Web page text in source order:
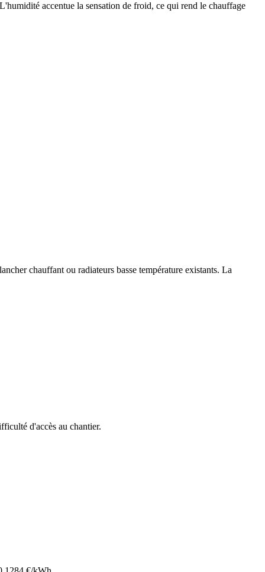
accentue la sensation de froid, ce qui rend le chauffage
chauffant ou radiateurs basse température existants. La
d'accès au chantier.